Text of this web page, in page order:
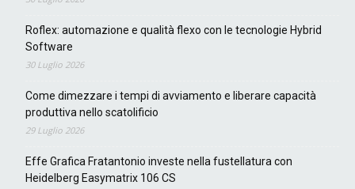
Roflex: automazione e qualità flexo con le tecnologie Hybrid
Software
30 Luglio 2026
Come dimezzare i tempi di avviamento e liberare capacità
produttiva nello scatolificio
29 Luglio 2026
Effe Grafica Fratantonio investe nella fustellatura con
Heidelberg Easymatrix 106 CS